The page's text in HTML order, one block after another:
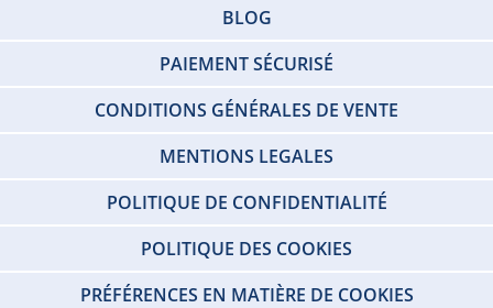
BLOG
PAIEMENT SÉCURISÉ
CONDITIONS GÉNÉRALES DE VENTE
MENTIONS LEGALES
POLITIQUE DE CONFIDENTIALITÉ
POLITIQUE DES COOKIES
PRÉFÉRENCES EN MATIÈRE DE COOKIES